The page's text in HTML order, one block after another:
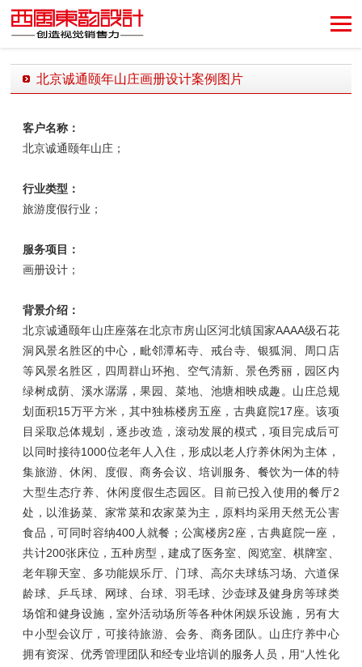
创造视觉销售力！
北京诚通颐年山庄画册设计案例图片
客户名称：
北京诚通颐年山庄；
行业类型：
旅游度假行业；
服务项目：
画册设计；
背景介绍：
北京诚通颐年山庄座落在北京市房山区河北镇国家AAAA级石花
洞风景名胜区的中心，毗邻潭柘寺、戒台寺、银狐洞、周口店
等风景名胜区，四周群山环抱、空气清新、景色秀丽，园区内
绿树成荫、溪水潺潺，果园、菜地、池塘相映成趣。山庄总规
划面积15万平方米，其中独栋楼房五座，古典庭院17座。该项
目采取总体规划，逐步改造，滚动发展的模式，项目完成后可
以同时接待1000位老年人入住，形成以老人疗养休闲为主体，
集旅游、休闲、度假、商务会议、培训服务、餐饮为一体的特
大型生态疗养、休闲度假生态园区。目前已投入使用的餐厅2
处，以淮扬菜、家常菜和农家菜为主，原料均采用天然无公害
食品，可同时容纳400人就餐；公寓楼房2座，古典庭院一座，
共计200张床位，五种房型，建成了医务室、阅览室、棋牌室、
老年聊天室、多功能娱乐厅、门球、高尔夫球练习场、六道保
龄球、乒乓球、网球、台球、羽毛球、沙壶球及健身房等球类
场馆和健身设施，室外活动场所等各种休闲娱乐设施，另有大
中小型会议厅，可接待旅游、会务、商务团队。山庄疗养中心
拥有资深、优秀管理团队和经专业培训的服务人员，用“人性化